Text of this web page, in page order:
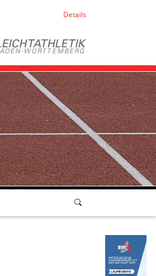
Details